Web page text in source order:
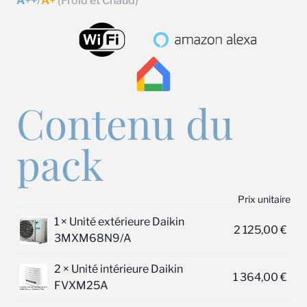
Contenu du
pack
Prix unitaire
1 × Unité extérieure Daikin
3MXM68N9/A
2 125,00€
2 × Unité intérieure Daikin
FVXM25A
1 364,00€